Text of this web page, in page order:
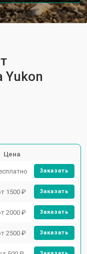
Yukon
Цена
Заказать
1500 ₽ Заказать
2000 ₽ Заказать
2500 ₽ Заказать